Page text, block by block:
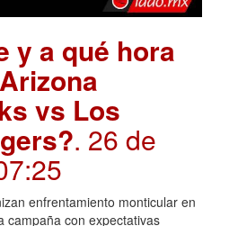
y a qué hora
vs Los
. 26 de
enfrentamiento monticular en
campaña con expectativas